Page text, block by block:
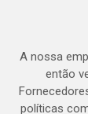
A nossa
então
políticas